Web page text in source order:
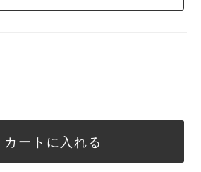
カートに入れる